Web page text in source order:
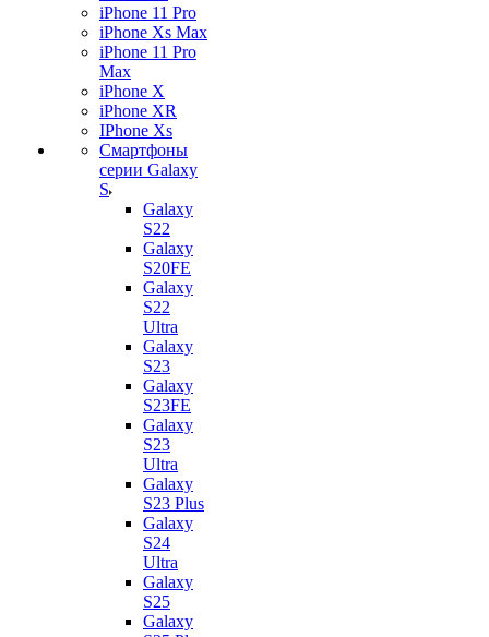
iPhone 11 Pro
iPhone Xs Max
iPhone 11 Pro
Max
iPhone X
iPhone XR
IPhone Xs
Смартфоны
серии Galaxy
S
Galaxy
S22
Galaxy
S20FE
Galaxy
S22
Ultra
Galaxy
S23
Galaxy
S23FE
Galaxy
S23
Ultra
Galaxy
S23 Plus
Galaxy
S24
Ultra
Galaxy
S25
Galaxy